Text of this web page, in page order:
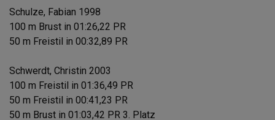
Schulze, Fabian 1998
100 m Brust in 01:26,22 PR
50 m Freistil in 00:32,89 PR
Schwerdt, Christin 2003
100 m Freistil in 01:36,49 PR
50 m Freistil in 00:41,23 PR
50 m Brust in 01:03,42 PR 3. Platz